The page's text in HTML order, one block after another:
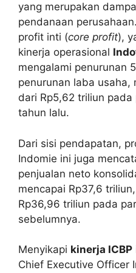
yang merupakan
pendanaan
profit inti (core profit),
kinerja operasional
mengalami penurunan
penurunan laba usaha,
dari Rp5,62 triliun
tahun lalu.
Dari sisi pendapatan,
Indomie ini juga
penjualan neto
mencapai Rp37,6
Rp36,96 triliun pada
sebelumnya.
Menyikapi kinerja ICBP
Chief Executive Officer